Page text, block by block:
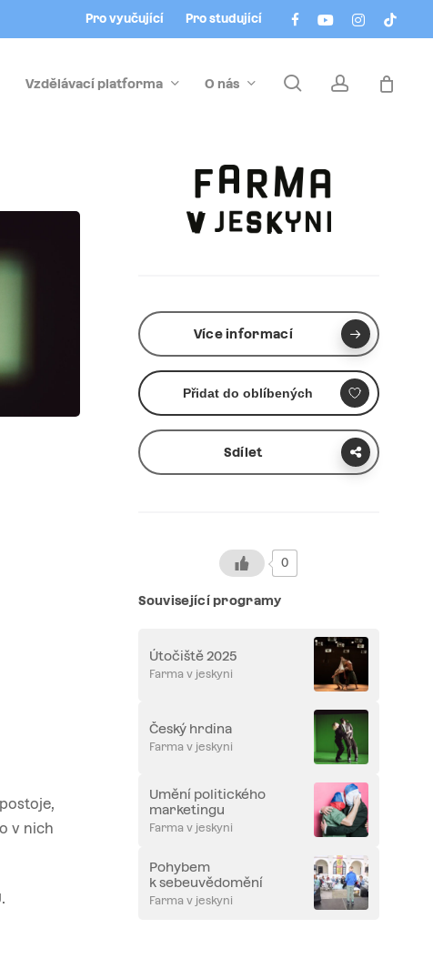
facebookyoutubeinstagram
tiktok
Pro vyučující Pro studující
Vzdělávací platforma O nás searchaccount
v nich
Více informací
Přidat do oblíbených
Sdílet
0
Související programy
Útočiště 2025
Farma v jeskyni
Český hrdina
Farma v jeskyni
Umění politického
marketingu
Farma v jeskyni
Pohybem
k sebeuvědomění
Farma v jeskyni
Menu